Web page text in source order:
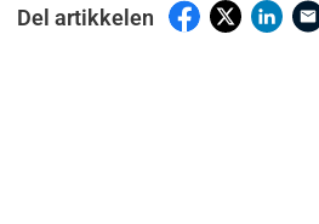
Del artikkelen